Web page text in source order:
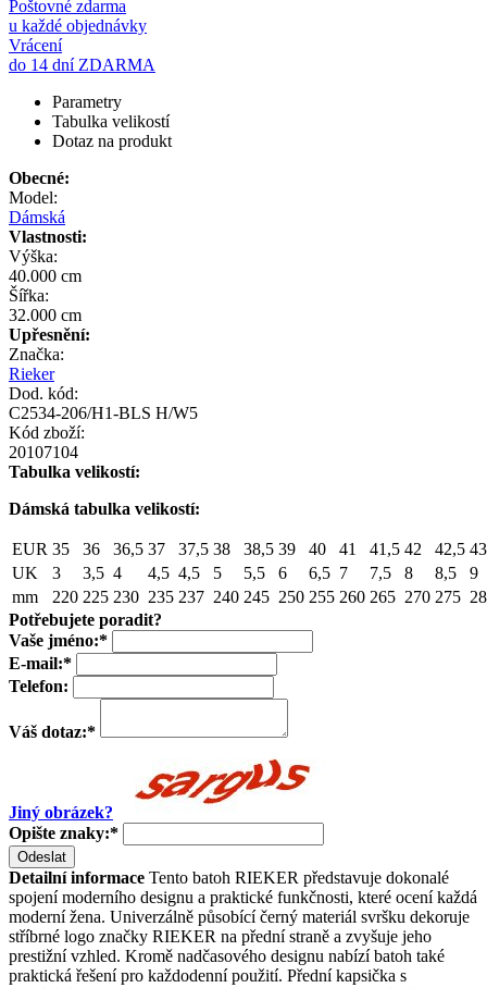
Poštovné zdarma
u každé objednávky
Vrácení
do 14 dní ZDARMA
Parametry
Tabulka velikostí
Dotaz na produkt
Obecné:
Model:
Dámská
Vlastnosti:
Výška:
40.000 cm
Šířka:
32.000 cm
Upřesnění:
Značka:
Rieker
Dod. kód:
C2534-206/H1-BLS H/W5
Kód zboží:
20107104
Tabulka velikostí:
Dámská tabulka velikostí:
EUR 35 36 36,5 37 37,5 38 38,5 39 40 41 41,5 42 42,5 43
UK
3 3,5 4 4,5 4,5 5 5,5 6 6,5 7 7,5 8 8,5
9
mm
220 225 230 235 237 240 245 250 255 260 265 270 275
Potřebujete poradit?
Vaše jméno:*
E-mail:*
Telefon:
Váš dotaz:*
Jiný obrázek?
Opište znaky:*
Odeslat
Detailní informace Tento batoh RIEKER představuje dokonalé
spojení moderního designu a praktické funkčnosti, které ocení každá
moderní žena. Univerzálně působící černý materiál svršku dekoruje
stříbrné logo značky RIEKER na přední straně a zvyšuje jeho
prestižní vzhled. Kromě nadčasového designu nabízí batoh také
praktická řešení pro každodenní použití. Přední kapsička s